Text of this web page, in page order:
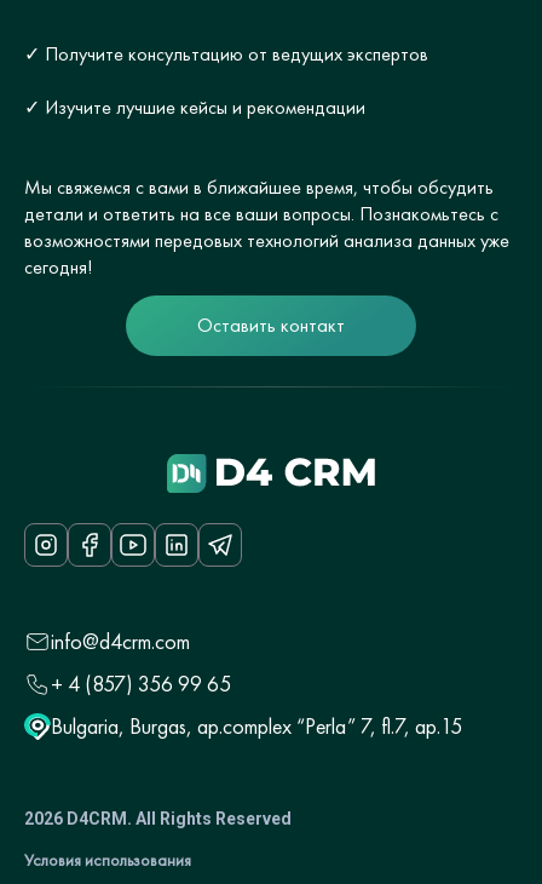
✓ Получите консультацию от ведущих экспертов
✓ Изучите лучшие кейсы и рекомендации
Мы свяжемся с вами в ближайшее время, чтобы обсудить
детали и ответить на все ваши вопросы. Познакомьтесь с
возможностями передовых технологий анализа данных уже
сегодня!
Оставить контакт
info@d4crm.com
+ 4 (857) 356 99 65
Bulgaria, Burgas, ap.complex “Perla” 7, fl.7, ap.15
2026 D4CRM. All Rights Reserved
Условия использования